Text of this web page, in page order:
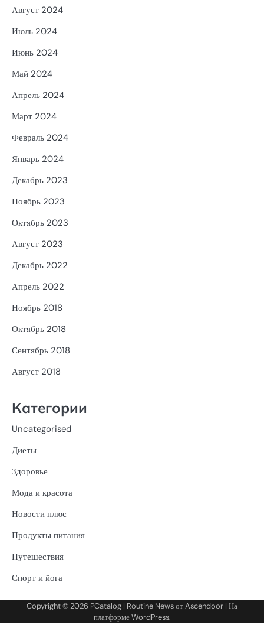
Август 2024
Июль 2024
Июнь 2024
Май 2024
Апрель 2024
Март 2024
Февраль 2024
Январь 2024
Декабрь 2023
Ноябрь 2023
Октябрь 2023
Август 2023
Декабрь 2022
Апрель 2022
Ноябрь 2018
Октябрь 2018
Сентябрь 2018
Август 2018
Категории
Uncategorised
Диеты
Здоровье
Мода и красота
Новости плюс
Продукты питания
Путешествия
Спорт и йога
Copyright © 2026 PCatalog | Routine News отAscendoor | На
платформеWordPress.